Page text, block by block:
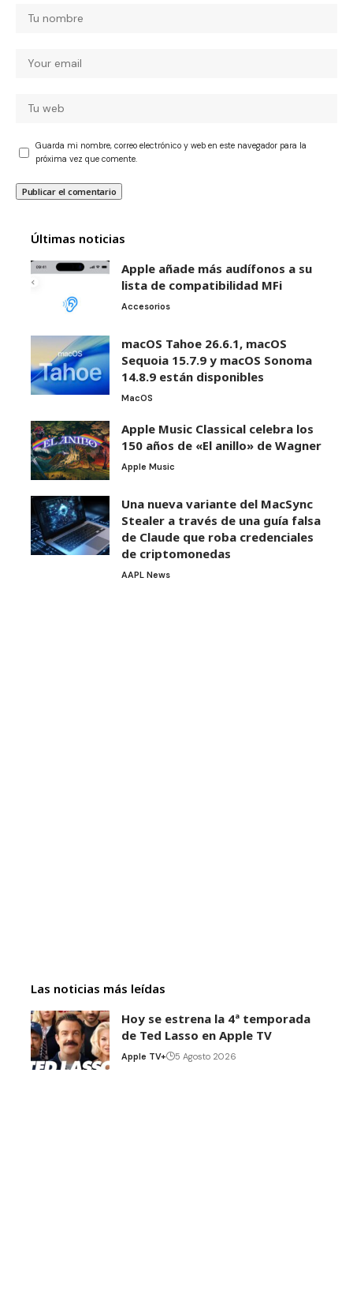
Guarda mi nombre, correo electrónico y web en este navegador para la
próxima vez que comente.
Últimas noticias
Apple añade más audífonos a su
lista de compatibilidad MFi
Accesorios
macOS Tahoe 26.6.1, macOS
Sequoia 15.7.9 y macOS Sonoma
14.8.9 están disponibles
MacOS
Apple Music Classical celebra los
150 años de «El anillo» de Wagner
Apple Music
Una nueva variante del MacSync
Stealer a través de una guía falsa
de Claude que roba credenciales
de criptomonedas
AAPL News
Las noticias más leídas
Hoy se estrena la 4ª temporada
de Ted Lasso en Apple TV
Apple TV+ 5 Agosto 2026